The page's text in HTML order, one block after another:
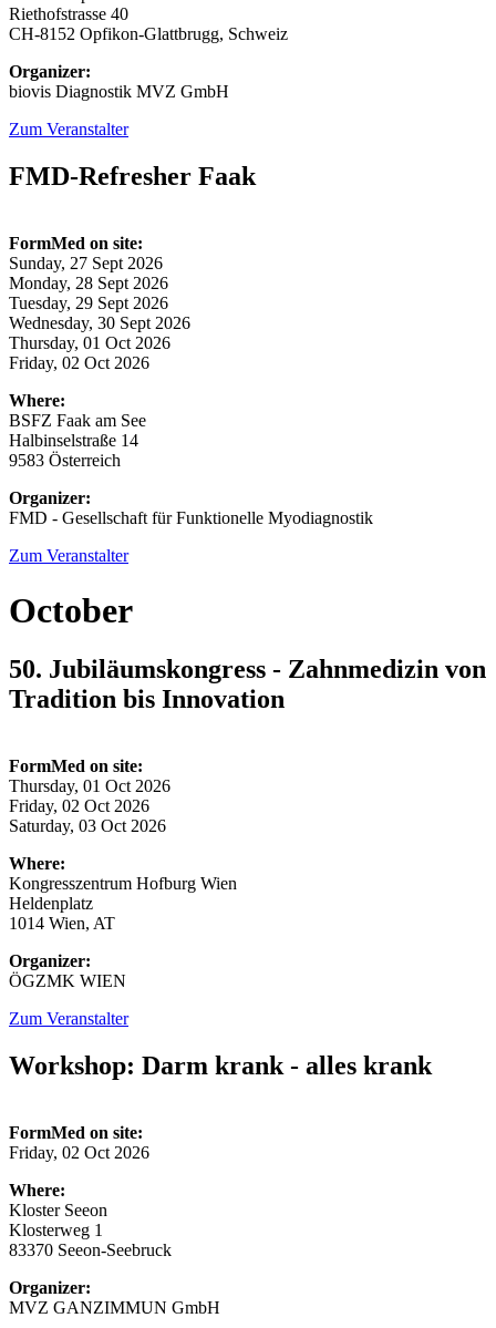
Riethofstrasse 40
CH-8152 Opfikon-Glattbrugg, Schweiz
Organizer:
biovis Diagnostik MVZ GmbH
Zum Veranstalter
FMD-Refresher Faak
FormMed on site:
Sunday, 27 Sept 2026
Monday, 28 Sept 2026
Tuesday, 29 Sept 2026
Wednesday, 30 Sept 2026
Thursday, 01 Oct 2026
Friday, 02 Oct 2026
Where:
BSFZ Faak am See
Halbinselstraße 14
9583 Österreich
Organizer:
FMD - Gesellschaft für Funktionelle Myodiagnostik
Zum Veranstalter
October
50. Jubiläumskongress - Zahnmedizin von
Tradition bis Innovation
FormMed on site:
Thursday, 01 Oct 2026
Friday, 02 Oct 2026
Saturday, 03 Oct 2026
Where:
Kongresszentrum Hofburg Wien
Heldenplatz
1014 Wien, AT
Organizer:
ÖGZMK WIEN
Zum Veranstalter
Workshop: Darm krank - alles krank
FormMed on site:
Friday, 02 Oct 2026
Where:
Kloster Seeon
Klosterweg 1
83370 Seeon-Seebruck
Organizer:
MVZ GANZIMMUN GmbH